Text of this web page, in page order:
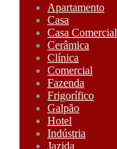
Apartamento
Casa
Casa Comercial
Cerâmica
Clínica
Comercial
Fazenda
Frigorífico
Galpão
Hotel
Indústria
Jazida